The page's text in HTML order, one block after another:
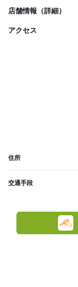
店舗情報（詳細）
アクセス
住所
交通手段